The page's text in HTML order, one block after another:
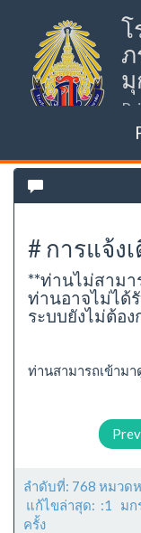
โ
# การแจ้ง
**ท่านไม่สามา
ท่านอาจไม่ได้
ระบบยังไม่ต้อ
ท่านสามารถเข้ามา
ลำดับที่: 768 หมวด
แก้ไขล่าสุด: :1 มก
ครั้ง